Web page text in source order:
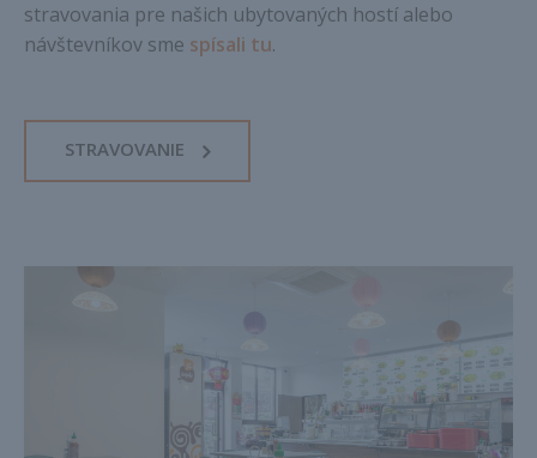
stravovania pre našich ubytovaných hostí alebo
návštevníkov sme spísali tu.
STRAVOVANIE